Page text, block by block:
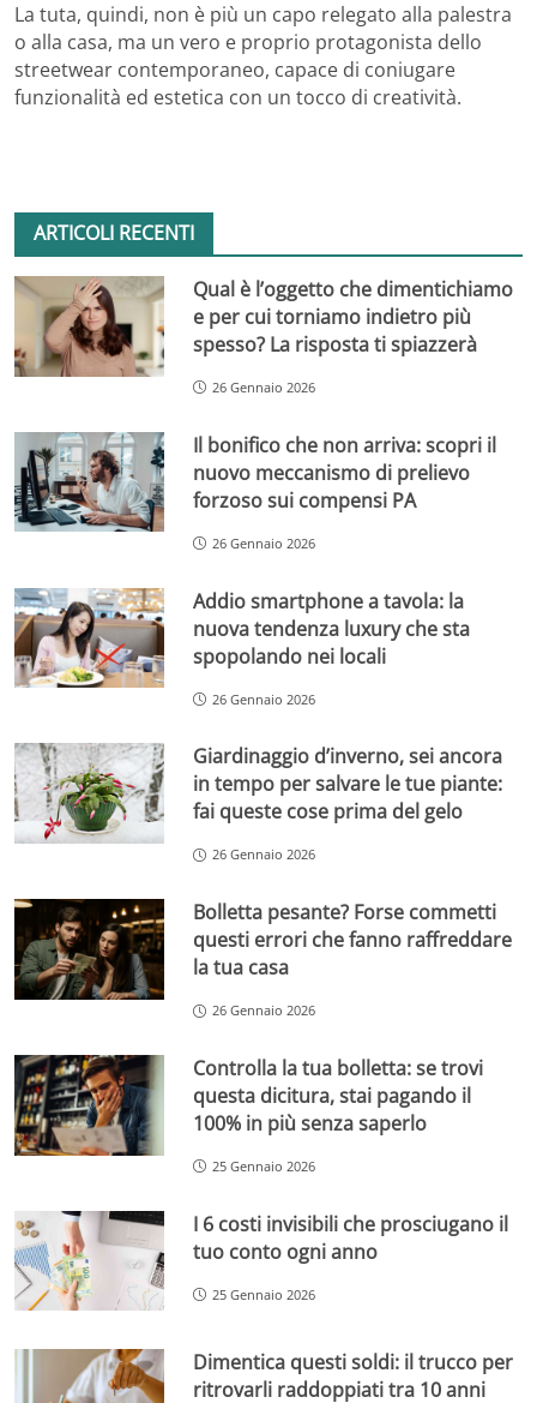
La tuta, quindi, non è più un capo relegato alla palestra
o alla casa, ma un vero e proprio protagonista dello
streetwear contemporaneo, capace di coniugare
funzionalità ed estetica con un tocco di creatività.
ARTICOLI RECENTI
Qual è l’oggetto che dimentichiamo
e per cui torniamo indietro più
spesso? La risposta ti spiazzerà
26 Gennaio 2026
Il bonifico che non arriva: scopri il
nuovo meccanismo di prelievo
forzoso sui compensi PA
26 Gennaio 2026
Addio smartphone a tavola: la
nuova tendenza luxury che sta
spopolando nei locali
26 Gennaio 2026
Giardinaggio d’inverno, sei ancora
in tempo per salvare le tue piante:
fai queste cose prima del gelo
26 Gennaio 2026
Bolletta pesante? Forse commetti
questi errori che fanno raffreddare
la tua casa
26 Gennaio 2026
Controlla la tua bolletta: se trovi
questa dicitura, stai pagando il
100% in più senza saperlo
25 Gennaio 2026
I 6 costi invisibili che prosciugano il
tuo conto ogni anno
25 Gennaio 2026
Dimentica questi soldi: il trucco per
ritrovarli raddoppiati tra 10 anni